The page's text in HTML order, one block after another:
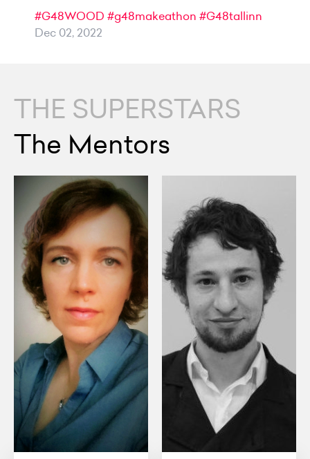
#G48WOOD #g48makeathon #G48tallinn
Dec 02, 2022
THE SUPERSTARS
The Mentors